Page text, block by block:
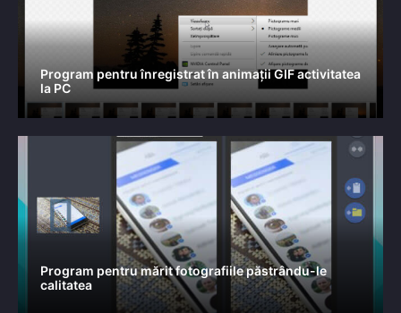
Program pentru înregistrat în animații GIF activitatea
la PC
Program pentru mărit fotografiile păstrându-le
calitatea